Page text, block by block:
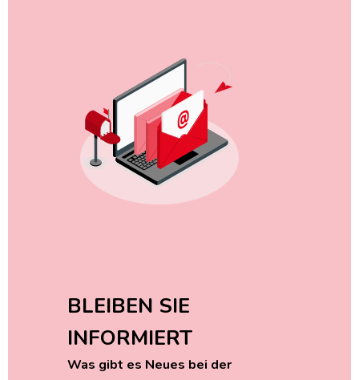
BLEIBEN SIE
INFORMIERT
Was gibt es Neues bei der